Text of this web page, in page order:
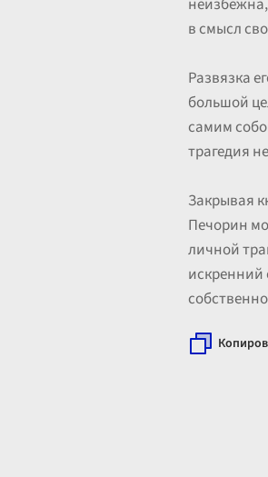
в смысл
Развязка
большой
самим
трагедия
Закрывая
Печорин
личной
искренний